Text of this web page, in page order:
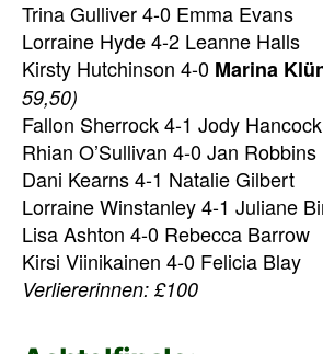
Trina Gulliver 4-0 Emma Evans
Lorraine Hyde 4-2 Leanne Halls
Kirsty Hutchinson 4-0 Marina
59,50)
Fallon Sherrock 4-1 Jody Hancock
Rhian O’Sullivan 4-0 Jan Robbins
Dani Kearns 4-1 Natalie Gilbert
Lorraine Winstanley 4-1 Juliane
Lisa Ashton 4-0 Rebecca Barrow
Kirsi Viinikainen 4-0 Felicia Blay
Verliererinnen: £100